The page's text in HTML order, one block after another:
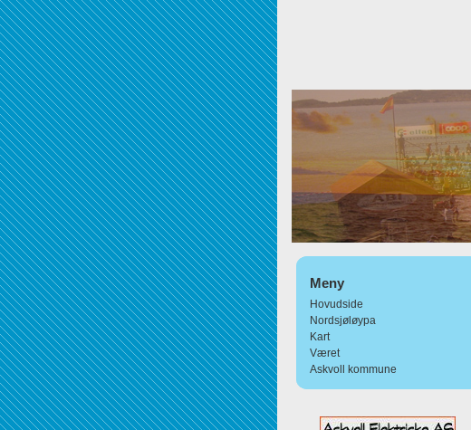
Meny
Hovudside
Nordsjøløypa
Kart
Været
Askvoll kommune